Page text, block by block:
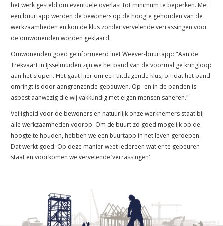
het werk gesteld om eventuele overlast tot minimum te beperken. Met
een buurtapp werden de bewoners op de hoogte gehouden van de
werkzaamheden en kon de klus zonder vervelende verrassingen voor
de omwonenden worden geklaard.
Omwonenden goed geïnformeerd met Weever-buurtapp: "Aan de
Trekvaart in IJsselmuiden zijn we het pand van de voormalige kringloop
aan het slopen. Het gaat hier om een uitdagende klus, omdat het pand
omringt is door aangrenzende gebouwen. Op- en in de panden is
asbest aanwezig die wij vakkundig met eigen mensen saneren."
Veiligheid voor de bewoners en natuurlijk onze werknemers staat bij
alle werkzaamheden voorop. Om de buurt zo goed mogelijk op de
hoogte te houden, hebben we een buurtapp in het leven geroepen.
Dat werkt goed. Op deze manier weet iedereen wat er te gebeuren
staat en voorkomen we vervelende ‘verrassingen'.